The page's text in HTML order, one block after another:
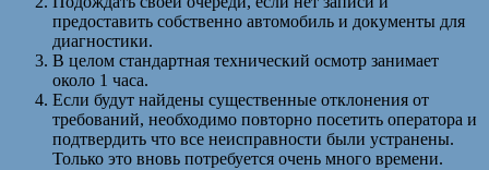
предоставить собственно автомобиль и документы для
диагностики.
В целом стандартная технический осмотр занимает
около 1 часа.
Если будут найдены существенные отклонения от
требований, необходимо повторно посетить оператора и
подтвердить что все неисправности были устранены.
Только это вновь потребуется очень много времени.